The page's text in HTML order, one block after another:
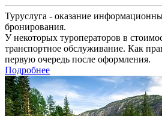
Туруслуга - оказание
бронирования.
У некоторых туроператоров в
транспортное обслуживание. Как
первую очередь после оформления.
Подробнее